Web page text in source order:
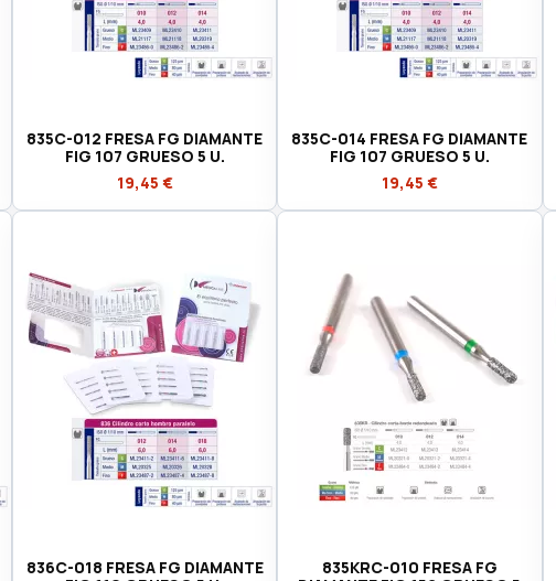
835C-012 FRESA FG DIAMANTE
FIG 107 GRUESO 5 U.
19,45 €
835C-014 FRESA FG DIAMANTE
FIG 107 GRUESO 5 U.
19,45 €
836C-018 FRESA FG DIAMANTE
835KRC-010 FRESA FG